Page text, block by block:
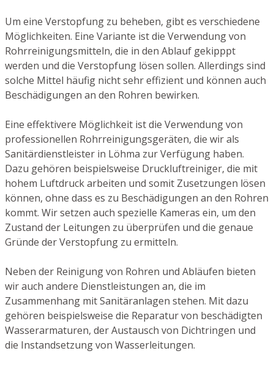
Um eine Verstopfung zu beheben, gibt es verschiedene
Möglichkeiten. Eine Variante ist die Verwendung von
Rohrreinigungsmitteln, die in den Ablauf gekipppt
werden und die Verstopfung lösen sollen. Allerdings sind
solche Mittel häufig nicht sehr effizient und können auch
Beschädigungen an den Rohren bewirken.
Eine effektivere Möglichkeit ist die Verwendung von
professionellen Rohrreinigungsgeräten, die wir als
Sanitärdienstleister in Löhma zur Verfügung haben.
Dazu gehören beispielsweise Druckluftreiniger, die mit
hohem Luftdruck arbeiten und somit Zusetzungen lösen
können, ohne dass es zu Beschädigungen an den Rohren
kommt. Wir setzen auch spezielle Kameras ein, um den
Zustand der Leitungen zu überprüfen und die genaue
Gründe der Verstopfung zu ermitteln.
Neben der Reinigung von Rohren und Abläufen bieten
wir auch andere Dienstleistungen an, die im
Zusammenhang mit Sanitäranlagen stehen. Mit dazu
gehören beispielsweise die Reparatur von beschädigten
Wasserarmaturen, der Austausch von Dichtringen und
die Instandsetzung von Wasserleitungen.